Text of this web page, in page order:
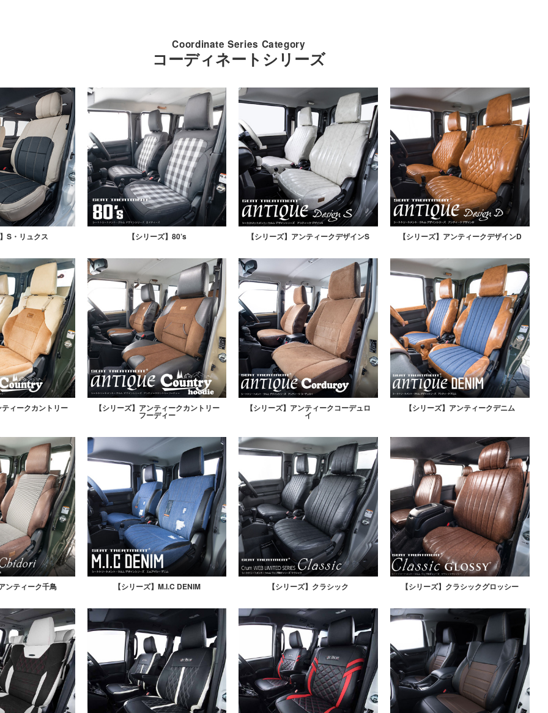
Coordinate Series Category
コーディネートシリーズ
S・リュクス 【シリーズ】80’s 【シリーズ】アンティークデザインS 【シリーズ】アンティークデザインD
ィークカントリー 【シリーズ】アンティークカントリー
フーディー
【シリーズ】アンティークコーデュロ
イ
【シリーズ】アンティークデニム
ンティーク千鳥 【シリーズ】M.I.C DENIM 【シリーズ】クラシック 【シリーズ】クラシックグロッシー